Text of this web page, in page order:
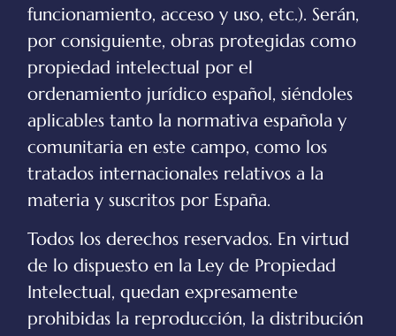
funcionamiento, acceso y uso, etc.). Serán,
por consiguiente, obras protegidas como
propiedad intelectual por el
ordenamiento jurídico español, siéndoles
aplicables tanto la normativa española y
comunitaria en este campo, como los
tratados internacionales relativos a la
materia y suscritos por España.
Todos los derechos reservados. En virtud
de lo dispuesto en la Ley de Propiedad
Intelectual, quedan expresamente
prohibidas la reproducción, la distribución